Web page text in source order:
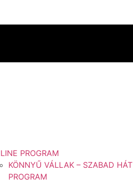
PROGRAM
KÖNNYŰ VÁLLAK – SZABAD HÁT
PROGRAM